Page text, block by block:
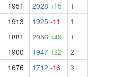
1951 2028 +15
1
1913 1925 -11
1
1881 2056 +49
1
1900 1947 +22
2
1676 1712 -16
3